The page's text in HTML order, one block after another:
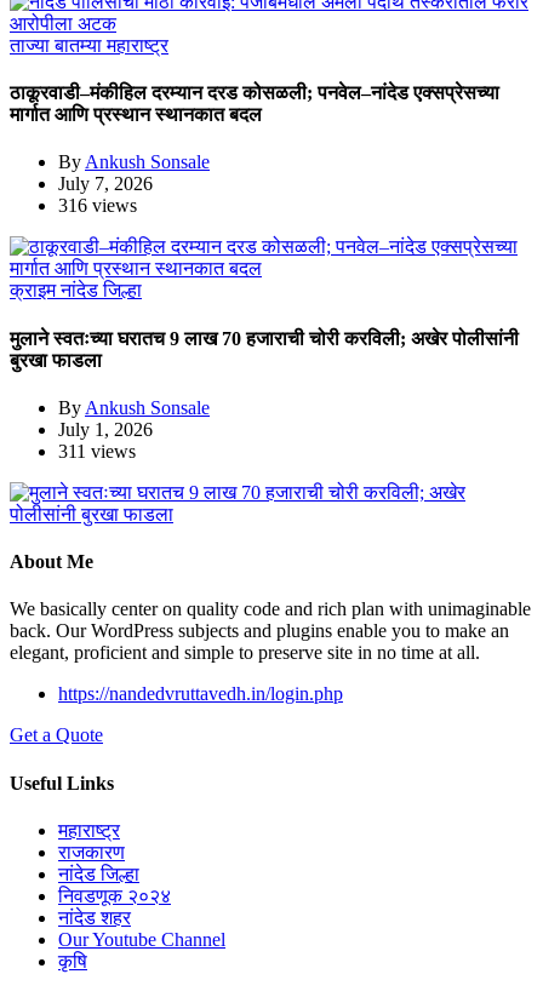
ताज्या बातम्यामहाराष्ट्र
ठाकूरवाडी–मंकीहिल दरम्यान दरड कोसळली; पनवेल–नांदेड एक्सप्रेसच्या
मार्गात आणि प्रस्थान स्थानकात बदल
By Ankush Sonsale
July 7, 2026
316 views
क्राइमनांदेड जिल्हा
मुलाने स्वतःच्या घरातच 9 लाख 70 हजाराची चोरी करविली; अखेर पोलीसांनी
बुरखा फाडला
By Ankush Sonsale
July 1, 2026
311 views
About Me
We basically center on quality code and rich plan with unimaginable
back. Our WordPress subjects and plugins enable you to make an
elegant, proficient and simple to preserve site in no time at all.
https://nandedvruttavedh.in/login.php
Get a Quote
Useful Links
महाराष्ट्र
राजकारण
नांदेड जिल्हा
निवडणूक २०२४
नांदेड शहर
Our Youtube Channel
कृषि